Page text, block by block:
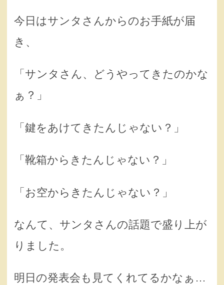
今日はサンタさんからのお手紙が届
き、
「サンタさん、どうやってきたのかな
ぁ？」
「鍵をあけてきたんじゃない？」
「靴箱からきたんじゃない？」
「お空からきたんじゃない？」
なんて、サンタさんの話題で盛り上が
りました。
明日の発表会も見てくれてるかなぁ…